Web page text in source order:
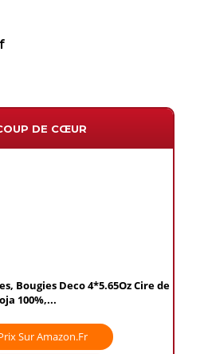
DE CŒUR
Bougies Deco 4*5.65Oz Cire de
100%,...
Sur Amazon.fr